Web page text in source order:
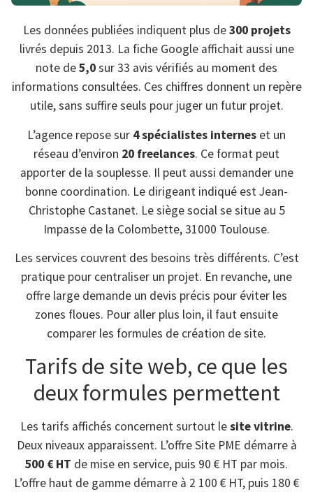
Les données publiées indiquent plus de300 projets
livrés depuis 2013. La fiche Google affichait aussi une
note de5,0sur 33 avis vérifiés au moment des
informations consultées. Ces chiffres donnent un repère
utile, sans suffire seuls pour juger un futur projet.
L’agence repose sur 4 spécialistes internes et un
réseau d’environ 20 freelances. Ce format peut
apporter de la souplesse. Il peut aussi demander une
bonne coordination. Le dirigeant indiqué est Jean-
Christophe Castanet. Le siège social se situe au 5
Impasse de la Colombette, 31000 Toulouse.
Les services couvrent des besoins très différents. C’est
pratique pour centraliser un projet. En revanche, une
offre large demande un devis précis pour éviter les
zones floues. Pour aller plus loin, il faut ensuite
comparer les formules de création de site.
Tarifs de site web, ce que les
deux formules permettent
Les tarifs affichés concernent surtout lesite vitrine.
Deux niveaux apparaissent. L’offre Site PME démarre à
500 € HT de mise en service, puis 90 € HT par mois.
L’offre haut de gamme démarre à 2 100 € HT, puis 180 €